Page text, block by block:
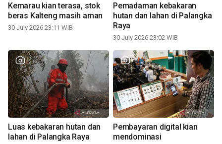
Kemarau kian terasa, stok
beras Kalteng masih aman
30 July 2026 23:11 WIB
Pemadaman kebakaran
hutan dan lahan di Palangka
Raya
30 July 2026 23:02 WIB
Luas kebakaran hutan dan
lahan di Palangka Raya
Pembayaran digital kian
mendominasi